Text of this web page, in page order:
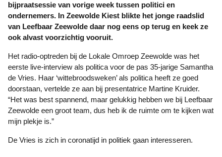
bijpraatsessie van vorige week tussen politici en
ondernemers. In Zeewolde Kiest blikte het jonge raadslid
van Leefbaar Zeewolde daar nog eens op terug en keek ze
ook alvast voorzichtig vooruit.
Het radio-optreden bij de Lokale Omroep Zeewolde was het
eerste live-interview als politica voor de pas 35-jarige Samantha
de Vries. Haar ‘wittebroodsweken’ als politica heeft ze goed
doorstaan, vertelde ze aan bij presentatrice Martine Kruider.
“Het was best spannend, maar gelukkig hebben we bij Leefbaar
Zeewolde een groot team, dus heb ik de ruimte om te kijken wat
mijn plekje is.”
De Vries is zich in coronatijd in politiek gaan interesseren.